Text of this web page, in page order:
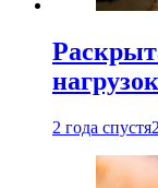
2 года спустя